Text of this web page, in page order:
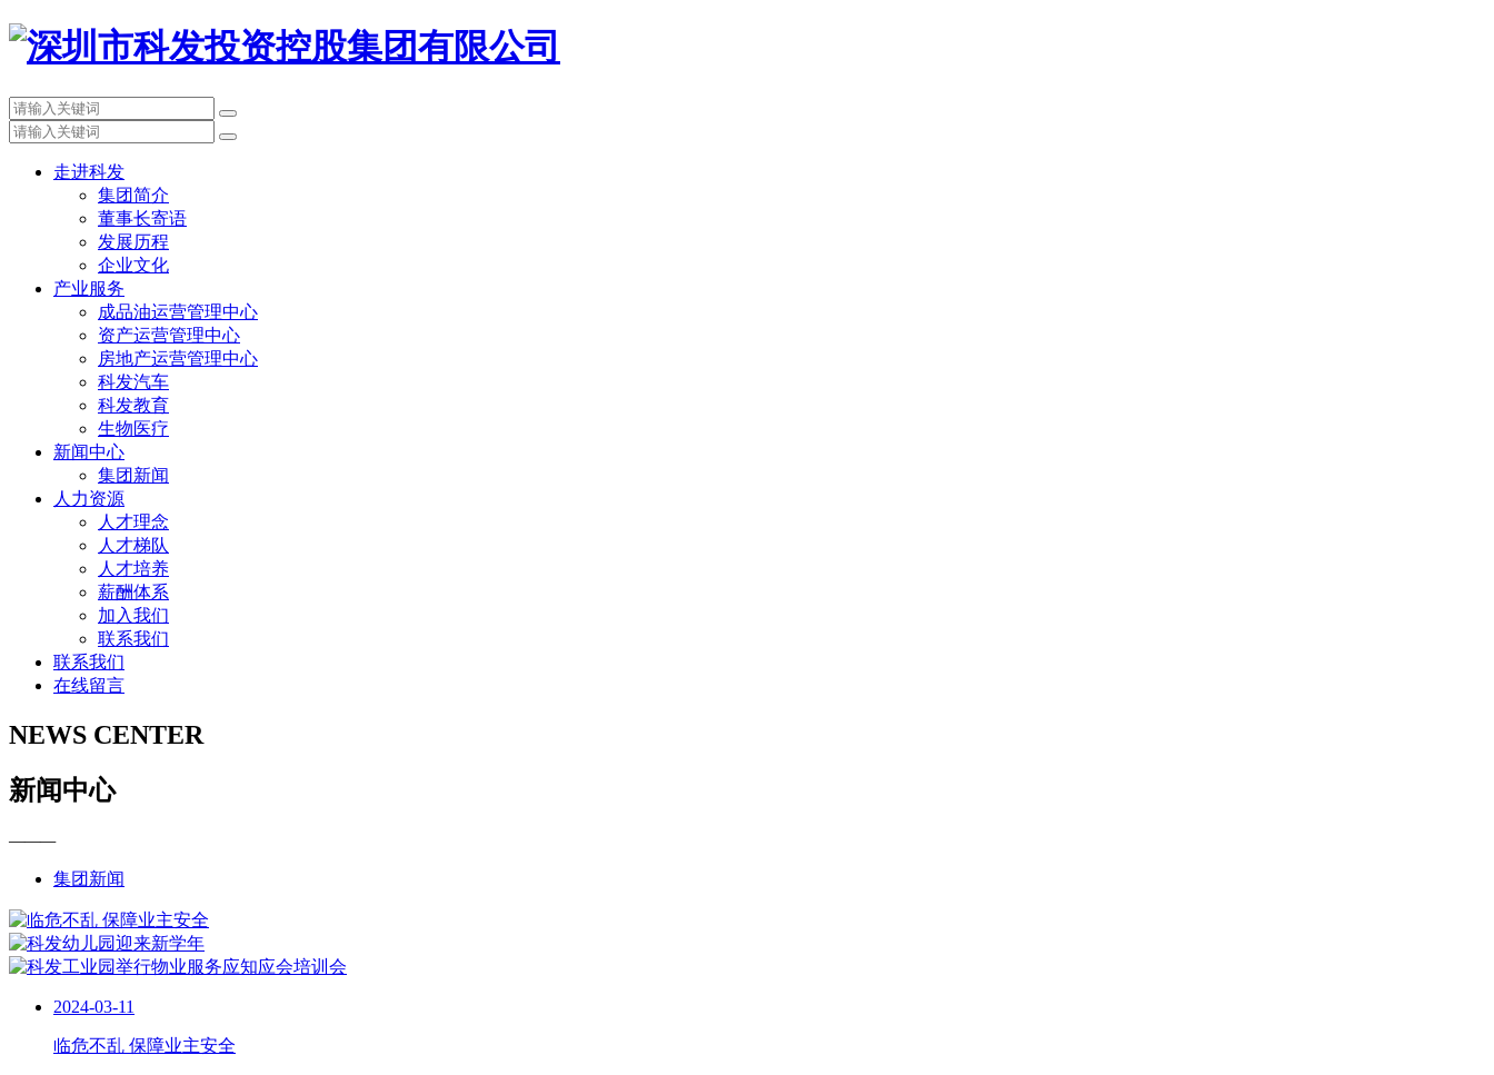
走进科发
集团简介
董事长寄语
发展历程
企业文化
产业服务
成品油运营管理中心
资产运营管理中心
房地产运营管理中心
科发汽车
科发教育
生物医疗
新闻中心
集团新闻
人力资源
人才理念
人才梯队
人才培养
薪酬体系
加入我们
联系我们
联系我们
在线留言
NEWS CENTER
新闻中心
———
集团新闻
2024-03-11
临危不乱 保障业主安全